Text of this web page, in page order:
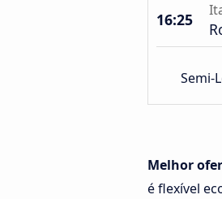
16:25
Semi-
Melhor
é flexível